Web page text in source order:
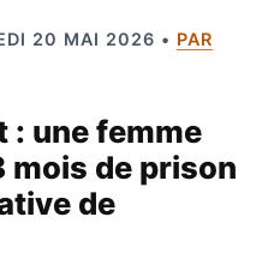
20 MAI 2026 • PAR
: une femme
mois de prison
de